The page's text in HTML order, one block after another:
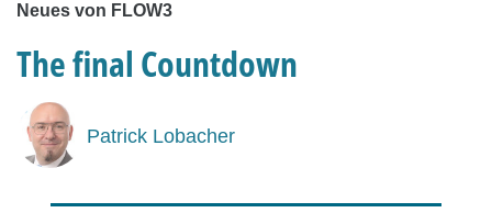
Neues von FLOW3
The final Countdown
Patrick Lobacher